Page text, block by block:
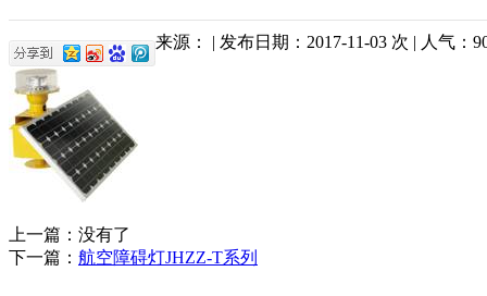
来源： | 发布日期：2017-11-03 次 | 人气：
上一篇：没有了
下一篇： 航空障碍灯JHZZ-T系列